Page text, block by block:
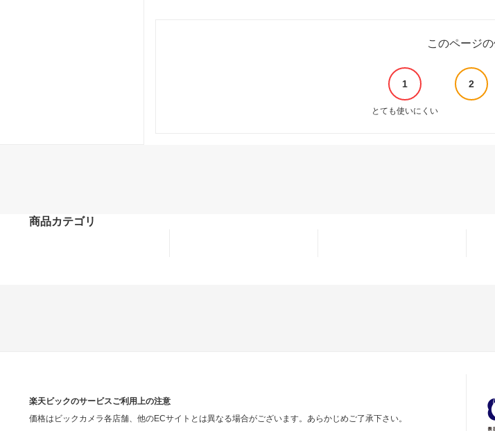
このページ
1 2
とても使いにくい
商品カテゴリ
楽天ビックのサービスご利用上の注意
価格はビックカメラ各店舗、他のECサイトとは異なる場合がございます。あらかじめご了承下さい。